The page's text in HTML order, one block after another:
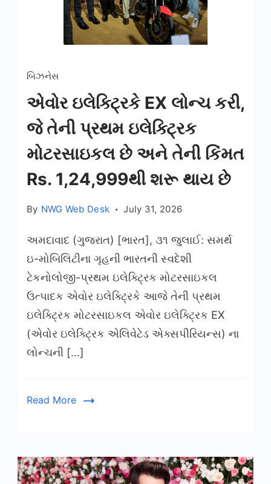
બિઝનેસ
એવોર ઇલેક્ટ્રિકે EX લોન્ચ કરી,
જે તેની પ્રથમ ઇલેક્ટ્રિક
મોટરસાઇકલ છે અને તેની કિંમત
Rs. 1,24,999થી શરૂ થાય છે
By NWG Web Desk July 31, 2026
અમદાવાદ (ગુજરાત) [ભારત], ૩૧ જુલાઈ: સમર્થ
ઇ-મોબિલિટીના ગૃહની ભારતની સ્વદેશી
ટેકનોલોજી-પ્રથમ ઇલેક્ટ્રિક મોટરસાઇકલ
ઉત્પાદક એવોર ઇલેક્ટ્રિકે આજે તેની પ્રથમ
ઇલેક્ટ્રિક મોટરસાઇકલ એવોર ઇલેક્ટ્રિક EX
(એવોર ઇલેક્ટ્રિક એલિવેટેડ એક્સપીરિયન્સ) ના
લોન્ચની […]
Read More